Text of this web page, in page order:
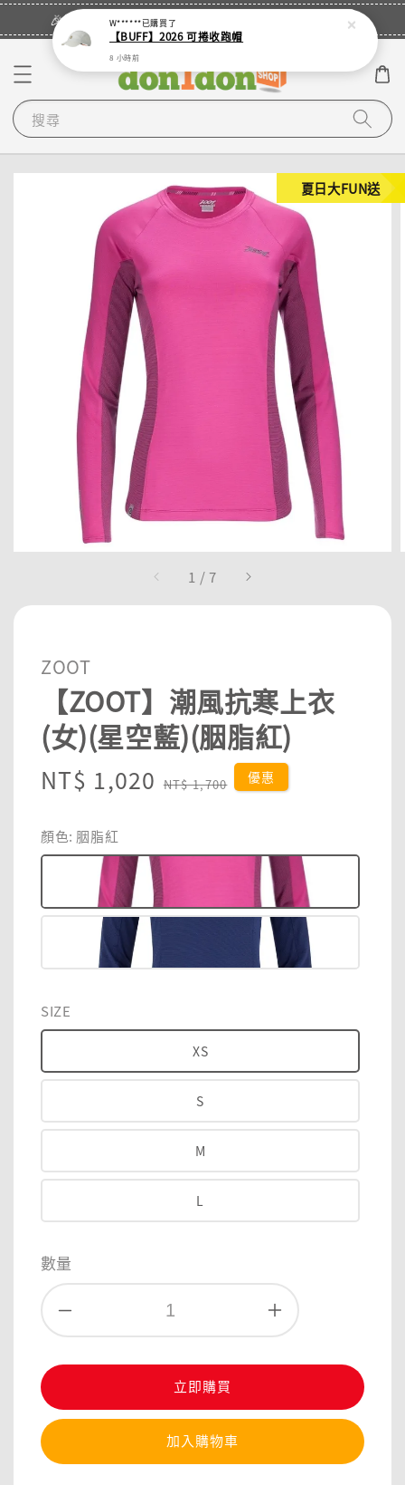
🎉登入會員・領取您的專屬折扣券！
搜尋
1 /7
夏日大FUN送
ZOOT
【ZOOT】潮風抗寒上衣
(女)(星空藍)(胭脂紅)
Sale
NT$ 1,020 Regular
NT$ 1,700 優惠
顏色: 胭脂紅
SIZE
XS
S
M
L
數量
立即購買
加入購物車
W******已購買了
【BUFF】2026 可捲收跑帽
8 小時前